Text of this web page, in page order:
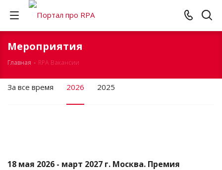
Мероприятия
Главная - RPA Вакансии
За все время 2026 2025
18 мая 2026 - март 2027 г. Москва. Премия